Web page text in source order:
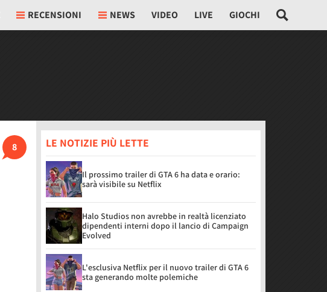
RECENSIONI NEWS VIDEO LIVE GIOCHI
8 LE NOTIZIE PIÙ LETTE
Il prossimo trailer di GTA 6 ha data e orario:
sarà visibile su Netflix
Halo Studios non avrebbe in realtà licenziato
dipendenti interni dopo il lancio di Campaign
Evolved
L'esclusiva Netflix per il nuovo trailer di GTA 6
sta generando molte polemiche